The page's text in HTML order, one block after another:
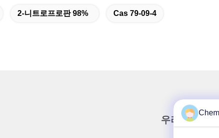
2-니트로프로판 98% Cas 79-09-4
우리 뉴스레터